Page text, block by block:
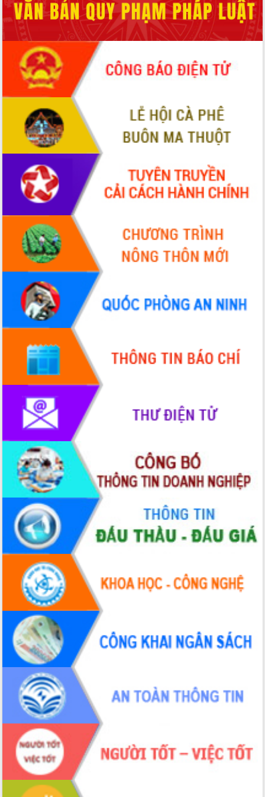
Tháo gỡ những vướng mắc, đẩy mạnh
công tác cải cách thủ tục hành chính
tại Trung tâm Phục vụ hành chính
công tỉnh
Đắk Lắk: Tôn vinh 46 giải pháp tại Hội
thi Sáng tạo Kỹ thuật 2024 - 2025
Đắk Lắk rà soát, điều chỉnh Đề án 190
về phát triển nuôi trồng thủy sản
Phó Chủ tịch UBND tỉnh Đắk Lắk
Trương Công Thái kiểm tra thực địa
Dự án cao tốc Khánh Hòa - Buôn Ma
Định vị cà phê Việt Nam như một “di
sản sống” trong dòng chảy toàn cầu
Xây dựng nông thôn mới: Nâng cao đời
sống người dân từ những mô hình thiết
thực
Quyết liệt tháo gỡ vướng mắc, đẩy
nhanh tiến độ các dự án trọng điểm
trong Khu kinh tế Nam Phú Yên
Hòn Yến phát triển du lịch gắn với bảo
tồn biển
Lấy ý kiến điều chỉnh Quy hoạch tỉnh
Đắk Lắk thời kỳ 2021-2030, tầm nhìn
đến năm 2050
Phát động chiến dịch 30 ngày đêm
giải phóng mặt bằng Tuyến đường bộ
ven biển
Đắk Lắk nỗ lực thúc đẩy tăng trưởng
kinh tế từ 10% trở lên trong Quý
II/2026
Đắk Lắk ký kết thỏa thuận hợp tác về
chuyển đổi số giai đoạn 2026 – 2030
với Tập đoàn Bưu chính Viễn thông
Việt Nam
Thứ trưởng Bộ Y tế làm việc với tỉnh
Đắk Lắk về phát triển nhân lực y tế
cho trạm y tế cấp xã
Du lịch Đắk Lắk nâng tầm trải nghiệm
du khách thông qua Hệ thống cơ sở dữ
liệu và Bản đồ số
Tập huấn ứng dụng trí tuệ nhân tạo (AI)
trong thương mại điện tử năm 2026
Đoàn đại biểu Quốc hội tỉnh Đắk Lắk
trao đổi thông tin trước Kỳ họp thứ
nhất, Quốc hội khóa XVI
Quyết liệt cải cách hành chính, khơi
thông nguồn lực phát triển
Nâng cao hiệu lực, hiệu quả HĐND
tỉnh thông qua hiện đại hóa hành chính
Xã Ea Phê gắn cải cách hành chính với
chuyển đổi số
Phó Chủ tịch Thường trực UBND tỉnh
Hồ Thị Nguyên Thảo làm việc tại Trung
tâm Phục vụ hành chính công xã Ea
Xây dựng nền hành chính số đồng
hành cùng nông dân dân, doanh nghiệp
Giai đoạn 2026-2030, Đắk Lắk phấn
đấu có 77% xã đạt chuẩn nông thôn